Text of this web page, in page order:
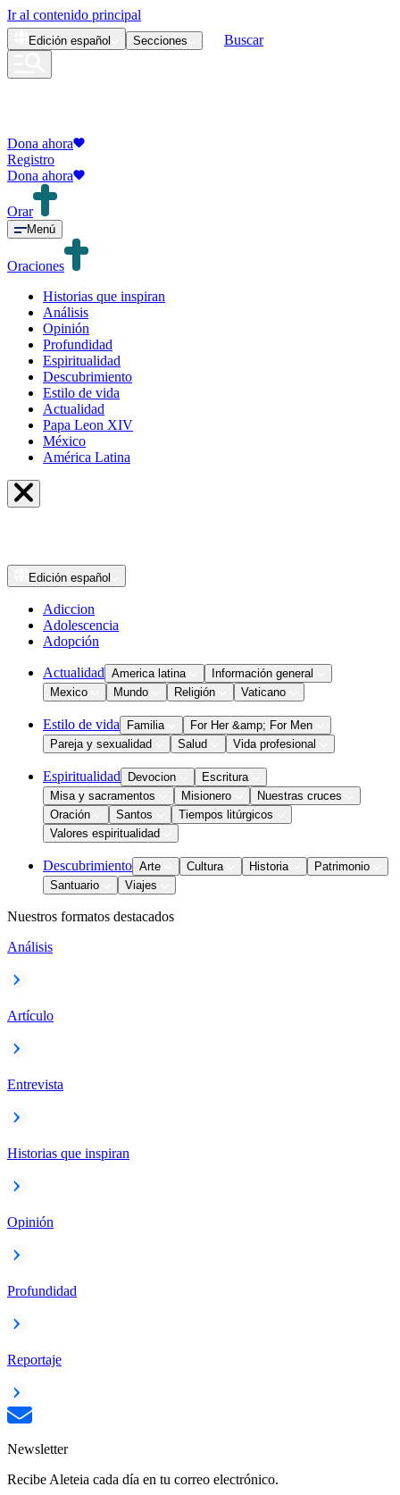
Ir al contenido principal
Edición español Secciones Buscar
Dona ahora
Registro
Dona ahora
Orar
Menú
Oraciones
Historias que inspiran
Análisis
Opinión
Profundidad
Espiritualidad
Descubrimiento
Estilo de vida
Actualidad
Papa Leon XIV
México
América Latina
Edición español
Adiccion
Adolescencia
Adopción
Actualidad America latina
Información general
Mexico
Mundo Religión Vaticano
Estilo de vida Familia
For Her &amp; For Men
Pareja y sexualidad
Salud Vida profesional
Espiritualidad Devocion
Escritura
Misa y sacramentos
Misionero
Nuestras cruces
Oración
Santos
Tiempos litúrgicos
Valores espiritualidad
Descubrimiento Arte Cultura Historia
Patrimonio
Santuario
Viajes
Nuestros formatos destacados
Análisis
Artículo
Entrevista
Historias que inspiran
Opinión
Profundidad
Reportaje
Newsletter
Recibe Aleteia cada día en tu correo electrónico.